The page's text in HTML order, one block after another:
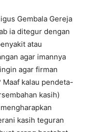
Gembala Gereja
ia ditegur dengan
atau
agar imannya
agar firman
kalau pendeta-
kasih)
kasih teguran